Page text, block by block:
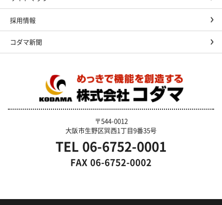
採用情報
コダマ新聞
〒544-0012
大阪市生野区巽西1丁目9番35号
TEL 06-6752-0001
FAX 06-6752-0002